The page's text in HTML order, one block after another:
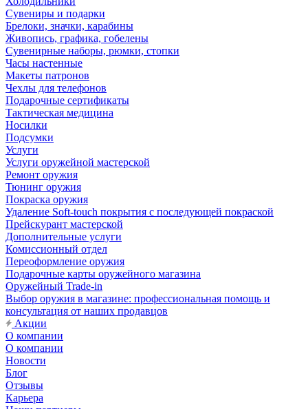
Сувениры и подарки
Брелоки, значки, карабины
Живопись, графика, гобелены
Сувенирные наборы, рюмки, стопки
Часы настенные
Макеты патронов
Чехлы для телефонов
Подарочные сертификаты
Тактическая медицина
Носилки
Подсумки
Услуги
Услуги оружейной мастерской
Ремонт оружия
Тюнинг оружия
Покраска оружия
Удаление Soft-touch покрытия с последующей покраской
Прейскурант мастерской
Дополнительные услуги
Комиссионный отдел
Переоформление оружия
Подарочные карты оружейного магазина
Оружейный Trade-in
Выбор оружия в магазине: профессиональная помощь и
консультация от наших продавцов
Акции
О компании
О компании
Новости
Блог
Отзывы
Карьера